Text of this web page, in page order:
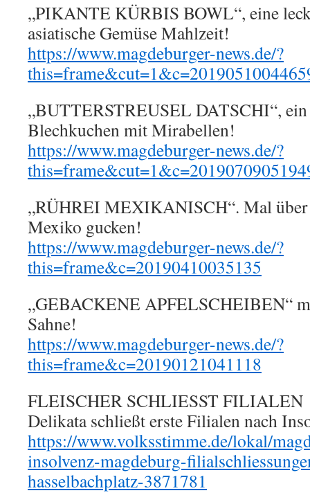
„PIKANTE KÜRBIS BOWL“, eine
asiatische Gemüse Mahlzeit!
https://www.magdeburger-news.de/?
„BUTTERSTREUSEL DATSCHI“,
Blechkuchen mit Mirabellen!
https://www.magdeburger-news.de/?
„RÜHREI MEXIKANISCH“. Mal über
Mexiko gucken!
https://www.magdeburger-news.de/?
this=frame&c=20190410035135
„GEBACKENE APFELSCHEIBEN“
Sahne!
https://www.magdeburger-news.de/?
this=frame&c=20190121041118
FLEISCHER SCHLIESST FILIALEN
Delikata schließt erste Filialen nach
https://www.volksstimme.de/lokal/
insolvenz-magdeburg-
hasselbachplatz-3871781